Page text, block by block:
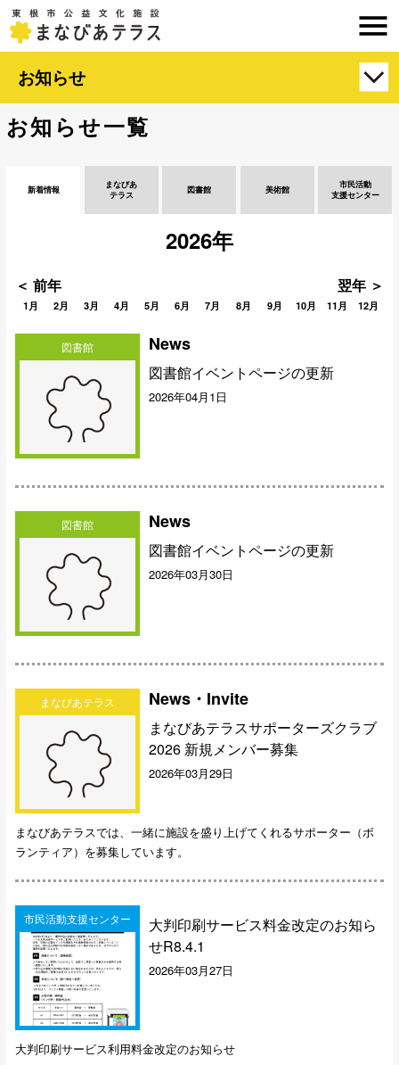
お知らせ
お知らせ一覧
新着情報
まなびあ
テラス
図書館 美術館
市民活動
支援センター
2026年
＜ 前年 翌年 ＞
1月 2月 3月 4月 5月 6月 7月 8月 9月 10月 11月 12月
図書館 News
図書館イベントページの更新
2026年04月1日
図書館 News
図書館イベントページの更新
2026年03月30日
まなびあテラス News・Invite
まなびあテラスサポーターズクラブ
2026 新規メンバー募集
2026年03月29日
まなびあテラスでは、一緒に施設を盛り上げてくれるサポーター（ボ
ランティア）を募集しています。
市民活動支援センター
大判印刷サービス料金改定のお知ら
せR8.4.1
2026年03月27日
大判印刷サービス利用料金改定のお知らせ